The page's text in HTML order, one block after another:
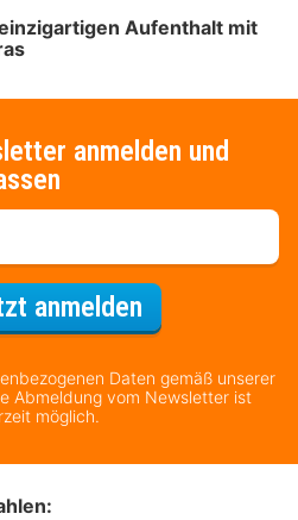
Aufenthalt mit
anmelden und
anmeldenFür den
Daten gemäß unserer
Abmeldung vom Newsletter ist
möglich.